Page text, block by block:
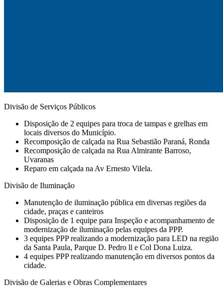
Divisão de Serviços Públicos
Disposição de 2 equipes para troca de tampas e grelhas em
locais diversos do Município.
Recomposição de calçada na Rua Sebastião Paraná, Ronda
Recomposição de calçada na Rua Almirante Barroso,
Uvaranas
Reparo em calçada na Av Ernesto Vilela.
Divisão de Iluminação
Manutenção de iluminação pública em diversas regiões da
cidade, praças e canteiros
Disposição de 1 equipe para Inspeção e acompanhamento de
modernização de iluminação pelas equipes da PPP.
3 equipes PPP realizando a modernização para LED na região
da Santa Paula, Parque D. Pedro ll e Col Dona Luiza.
4 equipes PPP realizando manutenção em diversos pontos da
cidade.
Divisão de Galerias e Obras Complementares